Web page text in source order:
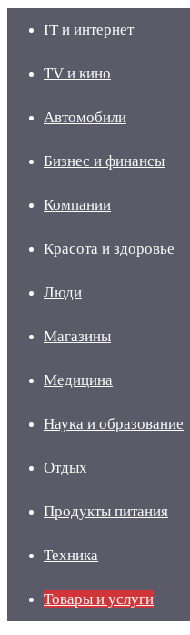
IT и интернет
TV и кино
Автомобили
Бизнес и финансы
Компании
Красота и здоровье
Люди
Магазины
Медицина
Наука и образование
Отдых
Продукты питания
Техника
Товары и услуги